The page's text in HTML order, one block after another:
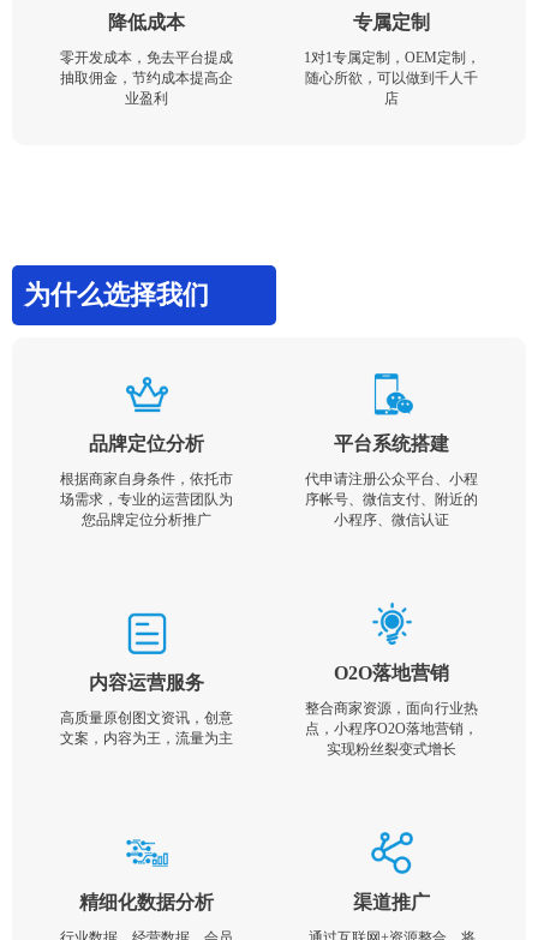
降低成本
零开发成本，免去平台提成
抽取佣金，节约成本提高企
业盈利
专属定制
1对1专属定制，OEM定制，
随心所欲，可以做到千人千
店
为什么选择我们
品牌定位分析
根据商家自身条件，依托市
场需求，专业的运营团队为
您品牌定位分析推广
平台系统搭建
代申请注册公众平台、小程
序帐号、微信支付、附近的
小程序、微信认证
内容运营服务
高质量原创图文资讯，创意
文案，内容为王，流量为主
O2O落地营销
整合商家资源，面向行业热
点，小程序O2O落地营销，
实现粉丝裂变式增长
精细化数据分析 渠道推广